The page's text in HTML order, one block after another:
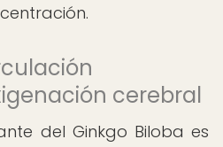
cerebral
del Ginkgo Biloba es